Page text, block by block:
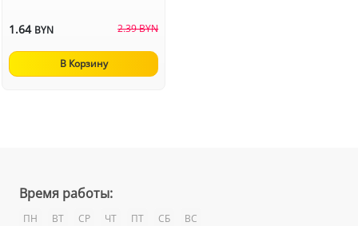
1.64 BYN 2.39 BYN
В Корзину
Время работы:
ПН ВТ СР ЧТ ПТ СБ ВС